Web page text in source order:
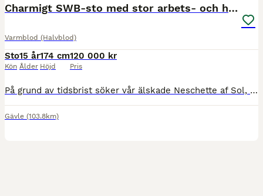
Charmigt SWB-sto med stor arbets- och hoppglädje
Varmblod (Halvblod)
Sto
Kön
15 år
Ålder
174 cm
Höjd
120 000 kr
Pris
På grund av tidsbrist söker vår älskade Neschette af Sol, till vardags kallad Nettan, ett nytt hem där hon får den tid och uppmärksamhet hon förtjänar. Nettan är ett charmigt sto med mycket personlighet, egen motor och en stor arbetsglädje. Hon tycker särskilt om att hoppa och bjuder gärna på energi och framåtbjudning i ridningen. Det här är en häst som gillar att jobba o
Gävle (103.8km)